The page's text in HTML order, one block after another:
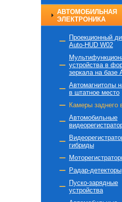
АВТОМОБИЛЬНАЯ
ЭЛЕКТРОНИКА
Проекционный
Auto-HUD W02
устройства в
зеркала на базе
Автомагнитолы
в штатное место
Камеры заднего
Автомобильные
гибриды
Радар-детекторы
Пуско-зарядные
устройства